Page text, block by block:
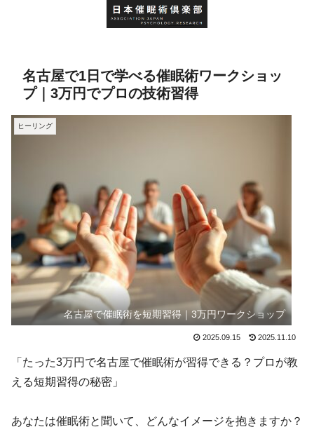
名古屋で1日で学べる催眠術ワークショッ
プ｜3万円でプロの技術習得
ヒーリング
名古屋で催眠術を短期習得｜3万円ワークショップ
2025.09.15 2025.11.10
「たった3万円で名古屋で催眠術が習得できる？プロが教
える短期習得の秘密」
あなたは催眠術と聞いて、どんなイメージを抱きますか？